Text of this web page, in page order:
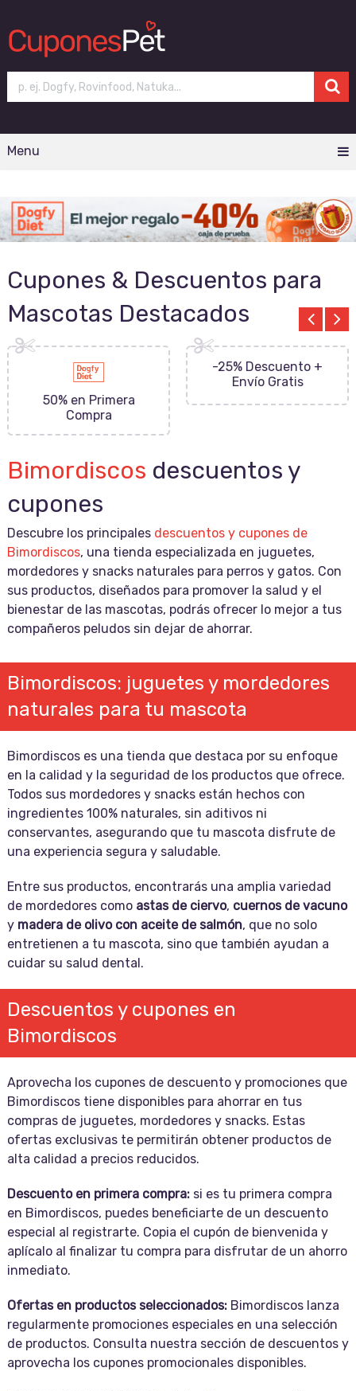
Menu
Cupones & Descuentos para
Mascotas Destacados
50% en Primera
Compra
-25% Descuento +
Envío Gratis
Bimordiscos descuentos y
cupones
Descubre los principales descuentos y cupones de
Bimordiscos, una tienda especializada en juguetes,
mordedores y snacks naturales para perros y gatos. Con
sus productos, diseñados para promover la salud y el
bienestar de las mascotas, podrás ofrecer lo mejor a tus
compañeros peludos sin dejar de ahorrar.
Bimordiscos: juguetes y mordedores
naturales para tu mascota
Bimordiscos es una tienda que destaca por su enfoque
en la calidad y la seguridad de los productos que ofrece.
Todos sus mordedores y snacks están hechos con
ingredientes 100% naturales, sin aditivos ni
conservantes, asegurando que tu mascota disfrute de
una experiencia segura y saludable.
Entre sus productos, encontrarás una amplia variedad
de mordedores como astas de ciervo, cuernos de vacuno
y madera de olivo con aceite de salmón, que no solo
entretienen a tu mascota, sino que también ayudan a
cuidar su salud dental.
Descuentos y cupones en
Bimordiscos
Aprovecha los cupones de descuento y promociones que
Bimordiscos tiene disponibles para ahorrar en tus
compras de juguetes, mordedores y snacks. Estas
ofertas exclusivas te permitirán obtener productos de
alta calidad a precios reducidos.
Descuento en primera compra:si es tu primera compra
en Bimordiscos, puedes beneficiarte de un descuento
especial al registrarte. Copia el cupón de bienvenida y
aplícalo al finalizar tu compra para disfrutar de un ahorro
inmediato.
Ofertas en productos seleccionados:Bimordiscos lanza
regularmente promociones especiales en una selección
de productos. Consulta nuestra sección de descuentos y
aprovecha los cupones promocionales disponibles.